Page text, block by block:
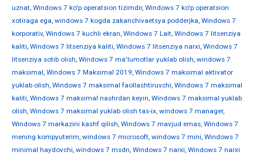
uznat, Windows 7 ko'p operatsion tizimdir, Windows 7 ko'p operatsion
xotiraga ega, windows 7 kogda zakanchivaetsya podderjka, Windows 7
korporativ, Windows 7 kuchli ekran, Windows 7 Lait, Windows 7 litsenziya
kaliti, Windows 7 litsenziya kaliti, Windows 7 litsenziya narxi, Windows 7
litsenziya sotib olish, Windows 7 ma'lumotlar yuklab olish, windows 7
maksimal, Windows 7 Maksimal 2019, Windows 7 maksimal aktivator
yuklab olish, Windows 7 maksimal faollashtiruvchi, Windows 7 maksimal
kaliti, Windows 7 maksimal nashrdan keyin, Windows 7 maksimal yuklab
olish, Windows 7 maksimal yuklab olish tas-ix, windows 7 manager,
Windows 7 markazini kashf qilish, Windows 7 mavjud emas, Windows 7
mening kompyuterim, windows 7 microsoft, windows 7 mini, Windows 7
minimal haydovchi, windows 7 msdn, Windows 7 narxi, Windows 7 narxi